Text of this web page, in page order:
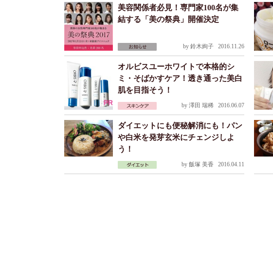
美容関係者必見！専門家100名が集
結する「美の祭典」開催決定
by 鈴木絢子 2016.11.26
オルビスユーホワイトで本格的シ
ミ・そばかすケア！透き通った美白
肌を目指そう！
by 澤田 瑞稀 2016.06.07
ダイエットにも便秘解消にも！パン
や白米を発芽玄米にチェンジしよ
う！
by 飯塚 美香 2016.04.11